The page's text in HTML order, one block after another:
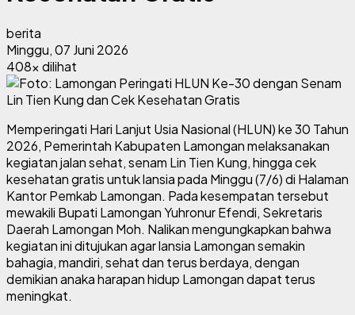
berita
Minggu, 07 Juni 2026
408x dilihat
Memperingati Hari Lanjut Usia Nasional (HLUN) ke 30 Tahun
2026, Pemerintah Kabupaten Lamongan melaksanakan
kegiatan jalan sehat, senam Lin Tien Kung, hingga cek
kesehatan gratis untuk lansia pada Minggu (7/6) di Halaman
Kantor Pemkab Lamongan. Pada kesempatan tersebut
mewakili Bupati Lamongan Yuhronur Efendi, Sekretaris
Daerah Lamongan Moh. Nalikan mengungkapkan bahwa
kegiatan ini ditujukan agar lansia Lamongan semakin
bahagia, mandiri, sehat dan terus berdaya, dengan
demikian anaka harapan hidup Lamongan dapat terus
meningkat.